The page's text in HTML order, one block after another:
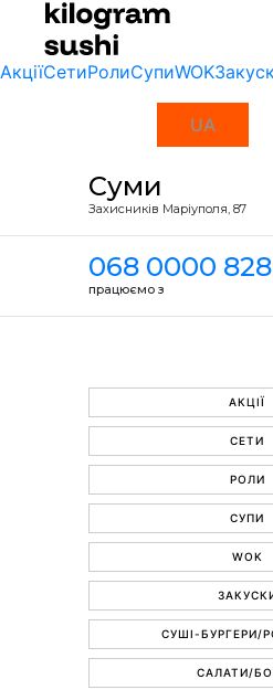
АкціїСетиРолиСупиWOK
UA
Суми
Захисників Маріуполя, 87
068 0000 828
працюємо з
АКЦІЇ
СЕТИ
РОЛИ
СУПИ
WOK
СУШІ-БУРГЕРИ/
САЛАТИ/